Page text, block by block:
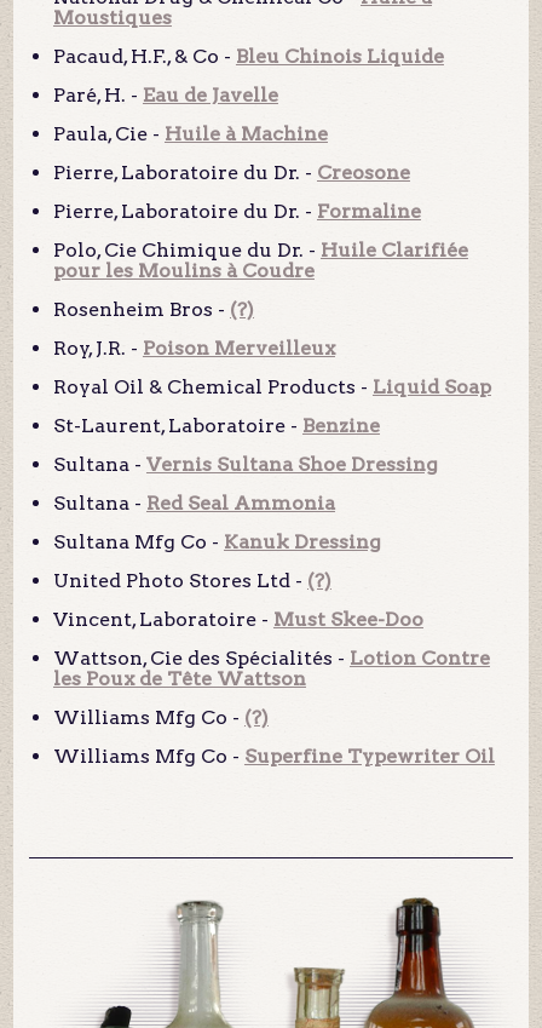
Moustiques
Pacaud, H.F., & Co - Bleu Chinois Liquide
Paré, H. - Eau de Javelle
Paula, Cie - Huile à Machine
Pierre, Laboratoire du Dr. - Creosone
Pierre, Laboratoire du Dr. - Formaline
Polo, Cie Chimique du Dr. - Huile Clarifiée
pour les Moulins à Coudre
Rosenheim Bros - (?)
Roy, J.R. - Poison Merveilleux
Royal Oil & Chemical Products - Liquid Soap
St-Laurent, Laboratoire - Benzine
Sultana - Vernis Sultana Shoe Dressing
Sultana - Red Seal Ammonia
Sultana Mfg Co - Kanuk Dressing
United Photo Stores Ltd - (?)
Vincent, Laboratoire - Must Skee-Doo
Wattson, Cie des Spécialités - Lotion Contre
les Poux de Tête Wattson
Williams Mfg Co - (?)
Williams Mfg Co - Superfine Typewriter Oil